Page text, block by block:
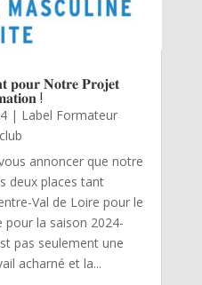
𝐍𝐨𝐭𝐫𝐞 𝐏𝐫𝐨𝐣𝐞𝐭
!
| Label Formateur
annoncer que notre
deux places tant
Val de Loire pour le
pour la saison 2024-
pas seulement une
acharné et la...